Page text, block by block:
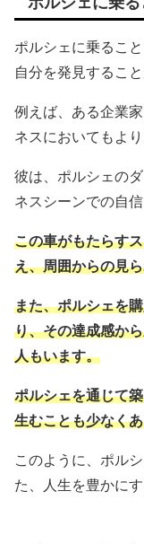
ポルシェに乗るこ
自分を発見すること
例えば、ある企業
ネスにおいてもよ
彼は、ポルシェの
ネスシーンでの自
この車がもたらす
え、周囲からの見
また、ポルシェを
り、その達成感か
人もいます。
ポルシェを通じて
生むことも少なく
このように、ポル
た、人生を豊かに